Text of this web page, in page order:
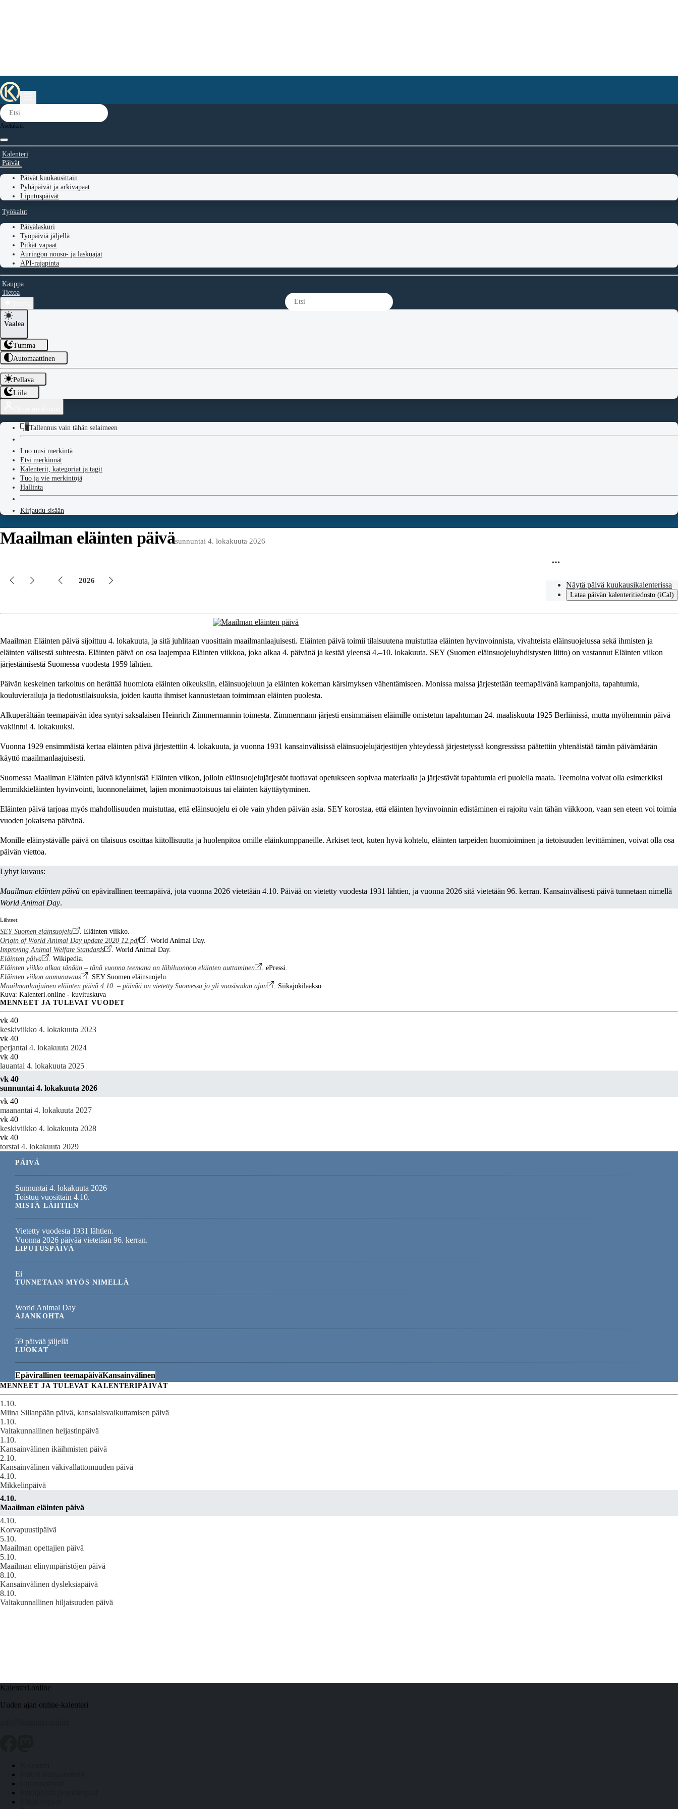
Asetukset
Kalenteri
Päivät
Päivät kuukausittain
Pyhäpäivät ja arkivapaat
Liputuspäivät
Työkalut
Päivälaskuri
Työpäiviä jäljellä
Pitkät vapaat
Auringon nousu- ja laskuajat
API-rajapinta
Kauppa
Tietoa
Vaalea
Tumma
Automaattinen
Pellava
Liila
Tallennus vain tähän selaimeen
Luo uusi merkintä
Etsi merkinnät
Kalenterit, kategoriat ja tagit
Tuo ja vie merkintöjä
Hallinta
Kirjaudu sisään
Maailman eläinten päiväsunnuntai 4. lokakuuta 2026
2026
Näytä päivä kuukausikalenterissa
Lataa päivän kalenteritiedosto (iCal)
Maailman Eläinten päivä sijoittuu 4. lokakuuta, ja sitä juhlitaan vuosittain maailmanlaajuisesti. Eläinten päivä toimii tilaisuutena muistuttaa eläinten hyvinvoinnista, vivahteista eläinsuojelussa sekä ihmisten ja
eläinten välisestä suhteesta. Eläinten päivä on osa laajempaa Eläinten viikkoa, joka alkaa 4. päivänä ja kestää yleensä 4.–10. lokakuuta. SEY (Suomen eläinsuojeluyhdistysten liitto) on vastannut Eläinten viikon
järjestämisestä Suomessa vuodesta 1959 lähtien.
Päivän keskeinen tarkoitus on herättää huomiota eläinten oikeuksiin, eläinsuojeluun ja eläinten kokeman kärsimyksen vähentämiseen. Monissa maissa järjestetään teemapäivänä kampanjoita, tapahtumia,
kouluvierailuja ja tiedotustilaisuuksia, joiden kautta ihmiset kannustetaan toimimaan eläinten puolesta.
Alkuperältään teemapäivän idea syntyi saksalaisen Heinrich Zimmermannin toimesta. Zimmermann järjesti ensimmäisen eläimille omistetun tapahtuman 24. maaliskuuta 1925 Berliinissä, mutta myöhemmin päivä
vakiintui 4. lokakuuksi.
Vuonna 1929 ensimmäistä kertaa eläinten päivä järjestettiin 4. lokakuuta, ja vuonna 1931 kansainvälisissä eläinsuojelujärjestöjen yhteydessä järjestetyssä kongressissa päätettiin yhtenäistää tämän päivämäärän
käyttö maailmanlaajuisesti.
Suomessa Maailman Eläinten päivä käynnistää Eläinten viikon, jolloin eläinsuojelujärjestöt tuottavat opetukseen sopivaa materiaalia ja järjestävät tapahtumia eri puolella maata. Teemoina voivat olla esimerkiksi
lemmikkieläinten hyvinvointi, luonnoneläimet, lajien monimuotoisuus tai eläinten käyttäytyminen.
Eläinten päivä tarjoaa myös mahdollisuuden muistuttaa, että eläinsuojelu ei ole vain yhden päivän asia. SEY korostaa, että eläinten hyvinvoinnin edistäminen ei rajoitu vain tähän viikkoon, vaan sen eteen voi toimia
vuoden jokaisena päivänä.
Monille eläinystävälle päivä on tilaisuus osoittaa kiitollisuutta ja huolenpitoa omille eläinkumppaneille. Arkiset teot, kuten hyvä kohtelu, eläinten tarpeiden huomioiminen ja tietoisuuden levittäminen, voivat olla osa
päivän viettoa.
Lyhyt kuvaus:
Maailman eläinten päivä on epävirallinen teemapäivä, jota vuonna 2026 vietetään 4.10. Päivää on vietetty vuodesta 1931 lähtien, ja vuonna 2026 sitä vietetään 96. kerran. Kansainvälisesti päivä tunnetaan nimellä
World Animal Day.
Lähteet:
SEY Suomen eläinsuojelu
. Eläinten viikko.
Origin of World Animal Day update 2020 12.pdf
. World Animal Day.
Improving Animal Welfare Standards
. World Animal Day.
Eläinten päivä
. Wikipedia.
Eläinten viikko alkaa tänään – tänä vuonna teemana on lähiluonnon eläinten auttaminen
. ePressi.
Eläinten viikon aamunavaus
. SEY Suomen eläinsuojelu.
Maailmanlaajuinen eläinten päivä 4.10. – päivää on vietetty Suomessa jo yli vuosisadan ajan
. Siikajokilaakso.
Kuva: Kalenteri.online - kuvituskuva
MENNEET JA TULEVAT VUODET
vk 40
keskiviikko 4. lokakuuta 2023
vk 40
perjantai 4. lokakuuta 2024
vk 40
lauantai 4. lokakuuta 2025
vk 40
sunnuntai 4. lokakuuta 2026
vk 40
maanantai 4. lokakuuta 2027
vk 40
keskiviikko 4. lokakuuta 2028
vk 40
torstai 4. lokakuuta 2029
PÄIVÄ
Sunnuntai 4. lokakuuta 2026
Toistuu vuosittain 4.10.
MISTÄ LÄHTIEN
Vietetty vuodesta 1931 lähtien.
Vuonna 2026 päivää vietetään 96. kerran.
LIPUTUSPÄIVÄ
Ei
TUNNETAAN MYÖS NIMELLÄ
World Animal Day
AJANKOHTA
59 päivää jäljellä
LUOKAT
Epävirallinen teemapäiväKansainvälinen
MENNEET JA TULEVAT KALENTERIPÄIVÄT
1.10.
Miina Sillanpään päivä, kansalaisvaikuttamisen päivä
1.10.
Valtakunnallinen heijastinpäivä
1.10.
Kansainvälinen ikäihmisten päivä
2.10.
Kansainvälinen väkivallattomuuden päivä
4.10.
Mikkelinpäivä
4.10.
Maailman eläinten päivä
4.10.
Korvapuustipäivä
5.10.
Maailman opettajien päivä
5.10.
Maailman elinympäristöjen päivä
8.10.
Kansainvälinen dysleksiapäivä
8.10.
Valtakunnallinen hiljaisuuden päivä
Kalenteri.online
Uuden ajan online-kalenteri